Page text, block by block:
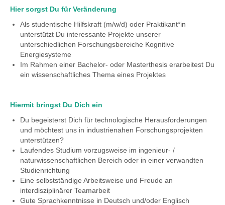
Hier sorgst Du für Veränderung
Als studentische Hilfskraft (m/w/d) oder Praktikant*in
unterstützt Du interessante Projekte unserer
unterschiedlichen Forschungsbereiche Kognitive
Energiesysteme
Im Rahmen einer Bachelor- oder Masterthesis erarbeitest Du
ein wissenschaftliches Thema eines Projektes
Hiermit bringst Du Dich ein
Du begeisterst Dich für technologische Herausforderungen
und möchtest uns in industrienahen Forschungsprojekten
unterstützen?
Laufendes Studium vorzugsweise im ingenieur- /
naturwissenschaftlichen Bereich oder in einer verwandten
Studienrichtung
Eine selbstständige Arbeitsweise und Freude an
interdisziplinärer Teamarbeit
Gute Sprachkenntnisse in Deutsch und/oder Englisch